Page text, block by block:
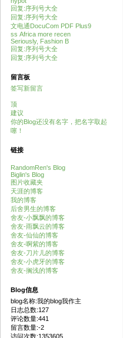
回复:序列号大全
回复:序列号大全
文电通DocuCom PDF Plus9
ss Africa more recen
Seriously, Fashion B
回复:序列号大全
回复:序列号大全
留言板
签写新留言
顶
建议
你的Blog还没有名字，把名字取起
噻！
链接
RandomRen's Blog
Biglin's Blog
图片收藏夹
天涯的博客
我的博客
后舍男生的博客
舍友-小飘飘的博客
舍友-雨飘云的博客
舍友-仙仙的博客
舍友-啊紫的博客
舍友-刀片儿的博客
舍友-小虎牙的博客
舍友-搁浅的博客
Blog信息
blog名称:我的blog我作主
日志总数:127
评论数量:441
留言数量:-2
访问次数:1353605